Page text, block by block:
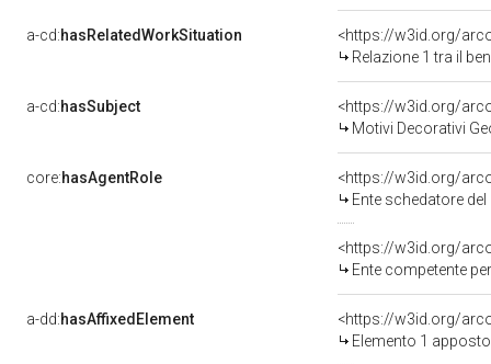
a-cd:hasRelatedWorkSituation
<https://w3id.org/
Relazione 1 tra il
a-cd:hasSubject
<https://w3id.org/
Motivi Decorativi
core:hasAgentRole
<https://w3id.org/
Ente schedatore del bene
<https://w3id.org/
Ente competente per tutela del bene
a-dd:hasAffixedElement
<https://w3id.org/
Elemento 1